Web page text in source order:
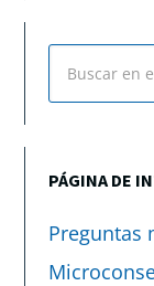
PÁGINA DE
Preguntas